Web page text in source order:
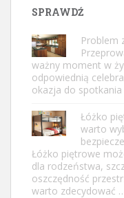
SPRAWDŹ
Problem
ważny moment w
odpowiednią
okazja do
Łóżko
warto
Łóżko piętrowe
dla rodzeństwa,
oszczędność
warto zdecydować